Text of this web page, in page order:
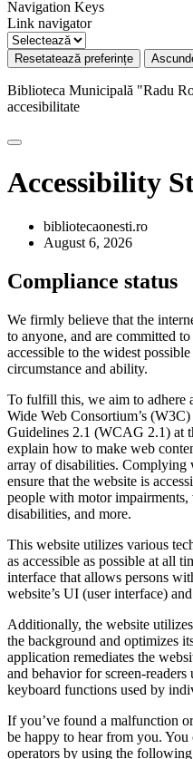
Navigation Keys
Link navigator
Resetatează preferințe
Biblioteca Municipală "Radu
accesibilitate
Accessibility
bibliotecaonesti.ro
August 6, 2026
Compliance status
We firmly believe that the
to anyone, and are committed
accessible to the widest
circumstance and ability.
To fulfill this, we aim to adhere
Wide Web Consortium’s
Guidelines 2.1 (WCAG 2.1) at
explain how to make web
array of disabilities. Complying
ensure that the website is
people with motor
disabilities, and more.
This website utilizes various
as accessible as possible at all
interface that allows persons
website’s UI (user interface)
Additionally, the website
the background and optimizes
application remediates the
and behavior for screen-readers
keyboard functions used by
If you’ve found a malfunction
be happy to hear from you. You
operators by using the